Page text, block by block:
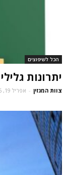
הכל לשיפוצים
יתרונות
צוות המגזין - אפריל 19, 2026